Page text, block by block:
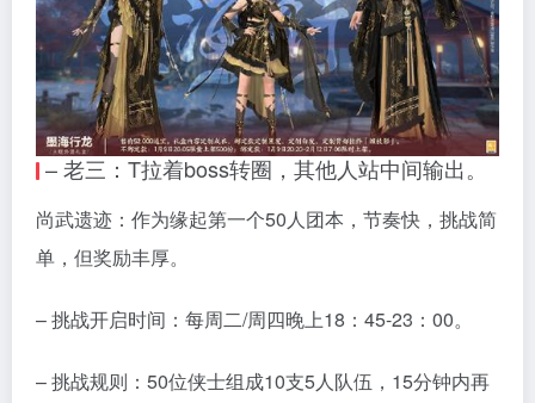
– 老三：T拉着boss转圈，其他人站中间输出。
尚武遗迹：作为缘起第一个50人团本，节奏快，挑战简
单，但奖励丰厚。
– 挑战开启时间：每周二/周四晚上18：45-23：00。
– 挑战规则：50位侠士组成10支5人队伍，15分钟内再